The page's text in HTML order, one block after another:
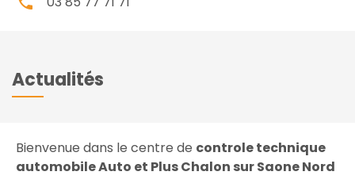
Actualités
Bienvenue dans le centre de controle technique
automobile Auto et Plus Chalon sur Saone Nord